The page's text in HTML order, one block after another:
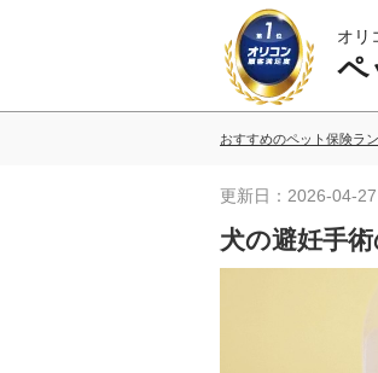
オリ
ペ
おすすめのペット保険ラ
更新日：2026-04-27
犬の避妊手